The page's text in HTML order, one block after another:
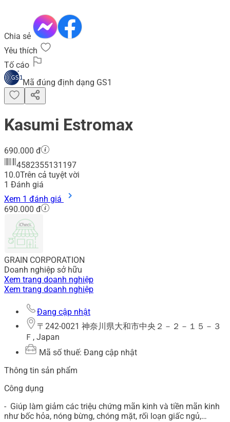
Chia sẻ
Yêu thích
Tố cáo
Mã đúng định dạng GS1
Kasumi Estromax
690.000 đ
4582355131197
10.0Trên cả tuyệt vời
1 Đánh giá
Xem 1 đánh giá
690.000 đ
GRAIN CORPORATION
Doanh nghiệp sở hữu
Xem trang doanh nghiệp
Xem trang doanh nghiệp
Đang cập nhật
〒242-0021 神奈川県大和市中央２－２－１５－３
Ｆ, Japan
Mã số thuế: Đang cập nhật
Thông tin sản phẩm
Công dụng
- Giúp làm giảm các triệu chứng mãn kinh và tiền mãn kinh
như bốc hỏa, nóng bừng, chóng mặt, rối loạn giấc ngủ,…